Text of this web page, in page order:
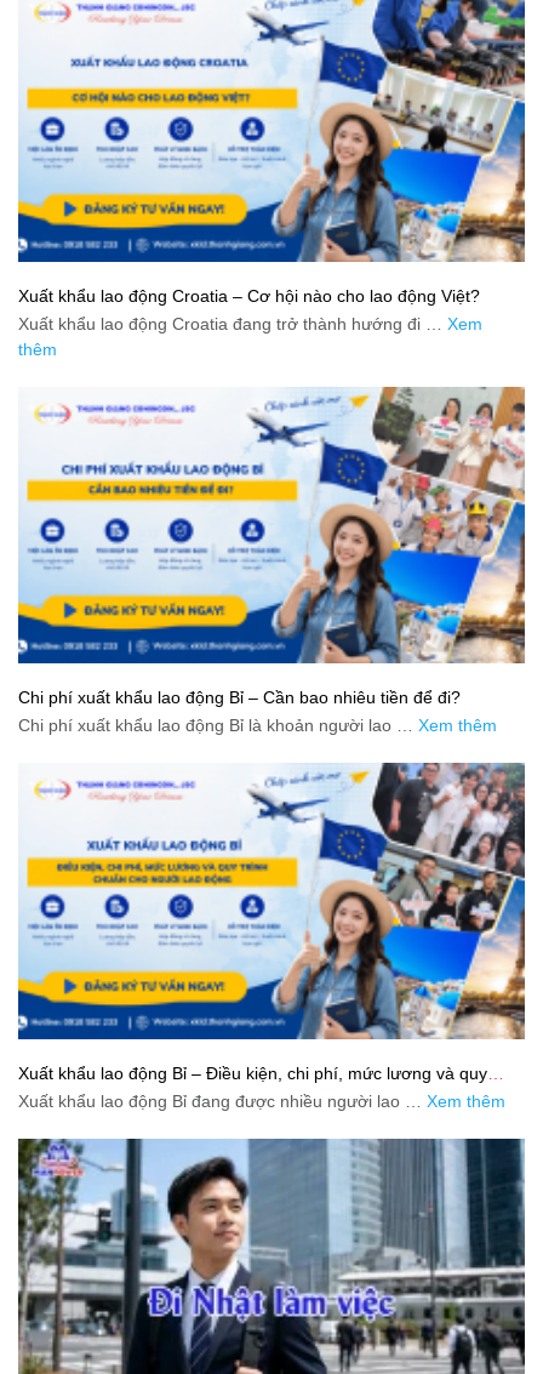
Xuất khẩu lao động Croatia – Cơ hội nào cho lao động Việt?
Xuất khẩu lao động Croatia đang trở thành hướng đi … Xem
thêm
Chi phí xuất khẩu lao động Bỉ – Cần bao nhiêu tiền để đi?
Chi phí xuất khẩu lao động Bỉ là khoản người lao … Xem thêm
Xuất khẩu lao động Bỉ – Điều kiện, chi phí, mức lương và quy
trình chuẩn cho người lao động
Xuất khẩu lao động Bỉ đang được nhiều người lao … Xem thêm